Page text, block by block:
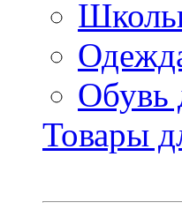
Обувь
Товары